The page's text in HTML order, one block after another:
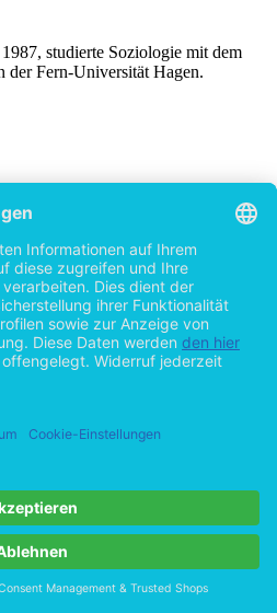
studierte Soziologie mit dem
der Fern-Universität Hagen.
Individualisierung auf das
nach der
von Ulrich Beck
(Autor:in) 2015
Seiten
& Thoms Media GmbH powered